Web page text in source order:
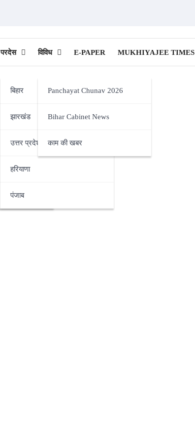
परदेस
बिहार
झारखंड
उत्तर प्रदेश
हरियाणा
पंजाब
विविध
Panchayat Chunav 2026
Bihar Cabinet News
काम की खबर
E-PAPER MUKHIYAJEE TIMES